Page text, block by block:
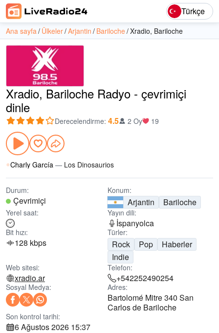
Türkçe
Ana sayfa Ülkeler Arjantin Bariloche Xradio, Bariloche
Xradio, Bariloche Radyo - çevrimiçi
dinle
Derecelendirme: 4.5 2 Oy 19
Charly García — Los Dinosaurios
Durum:
Çevrimiçi
Konum:
Arjantin Bariloche
Yerel saat: Yayın dili:
İspanyolca
Bit hızı:
128 kbps
Türler:
Rock Pop
Haberler
Indie
Web sitesi:
xradio.ar
Telefon:
+542252490254
Sosyal Medya: Adres:
Bartolomé Mitre 340 San
Carlos de Bariloche
Son kontrol tarihi:
6 Ağustos 2026 15:37